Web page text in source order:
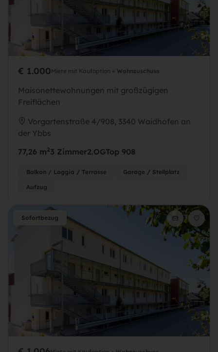
€ 1.000Miete mit Kaufoption + Wohnzuschuss
Maisonettewohnungen mit großzügigen
Freiflächen
Vorgartenstraße 4/908, 3340 Waidhofen an
der Ybbs
77,26 m23 Zimmer2.OGTop 908
Balkon / Loggia / Terrasse Garage / Stellplatz
Aufzug
Sofortbezug